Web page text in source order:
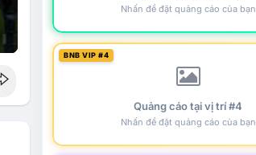
Nhấn để đặt quảng cáo của bạn
BNB VIP #4
Quảng cáo tại vị trí #4
Nhấn để đặt quảng cáo của bạn